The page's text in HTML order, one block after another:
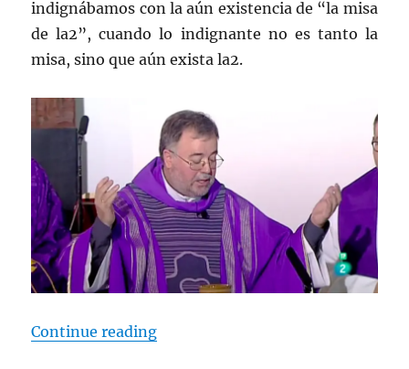
indignábamos con la aún existencia de “la misa
de la2”, cuando lo indignante no es tanto la
misa, sino que aún exista la2.
Continue reading“La santa misa”